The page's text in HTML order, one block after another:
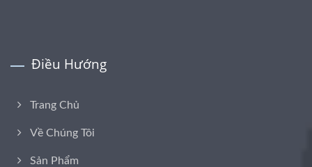
Điều Hướng
Trang Chủ
Về Chúng Tôi
Sản Phẩm